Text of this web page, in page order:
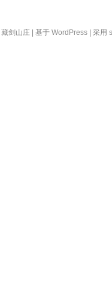
藏剑山庄 | 基于 WordPress| 采用